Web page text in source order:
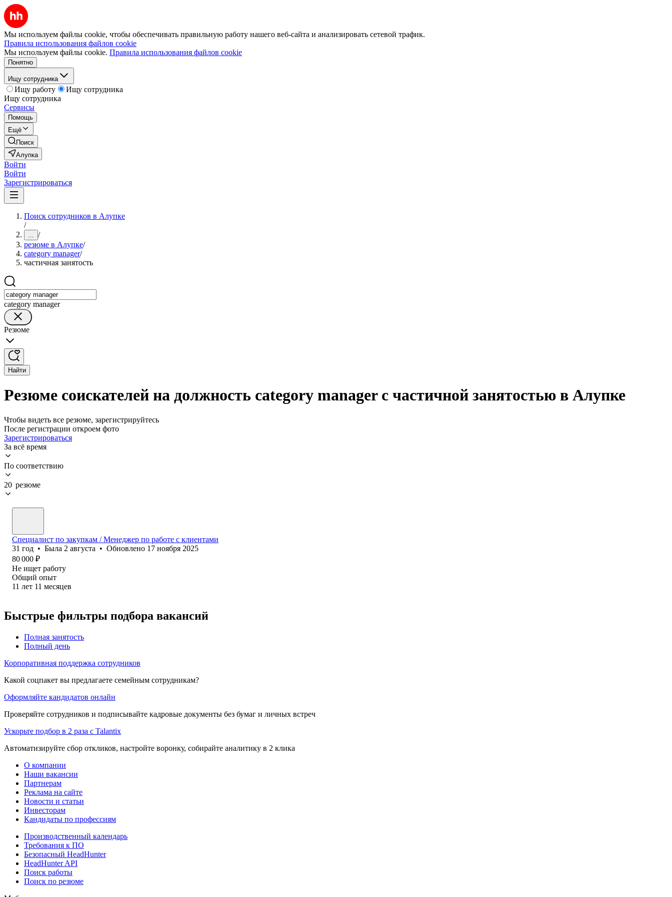
Мы используем файлы cookie, чтобы обеспечивать правильную работу нашего веб-сайта и анализировать сетевой трафик.
Правила использования файлов cookie
Мы используем файлы cookie. Правила использования файлов cookie
Понятно
Ищу сотрудника
Ищу работу
Ищу сотрудника
Ищу сотрудника
Сервисы
Помощь
Ещё
Поиск
Алупка
Войти
Войти
Зарегистрироваться
Поиск сотрудников в Алупке
/
... /
резюме в Алупке/
category manager/
частичная занятость
category manager
Резюме
Найти
Резюме соискателей на должность category manager с частичной занятостью в Алупке
Чтобы видеть все резюме, зарегистрируйтесь
После регистрации откроем фото
Зарегистрироваться
За всё время
По соответствию
20 резюме
Специалист по закупкам / Менеджер по работе с клиентами
31 год • Была 2 августа • Обновлено 17 ноября 2025
80 000 ₽
Не ищет работу
Общий опыт
11 лет 11 месяцев
Быстрые фильтры подбора вакансий
Полная занятость
Полный день
Корпоративная поддержка сотрудников
Какой соцпакет вы предлагаете семейным сотрудникам?
Оформляйте кандидатов онлайн
Проверяйте сотрудников и подписывайте кадровые документы без бумаг и личных встреч
Ускорьте подбор в 2 раза с Talantix
Автоматизируйте сбор откликов, настройте воронку, собирайте аналитику в 2 клика
О компании
Наши вакансии
Партнерам
Реклама на сайте
Новости и статьи
Инвесторам
Кандидаты по профессиям
Производственный календарь
Требования к ПО
Безопасный HeadHunter
HeadHunter API
Поиск работы
Поиск по резюме